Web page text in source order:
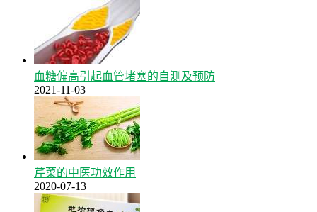
血糖偏高引起血管堵塞的自测及预防
2021-11-03
芹菜的中医功效作用
2020-07-13